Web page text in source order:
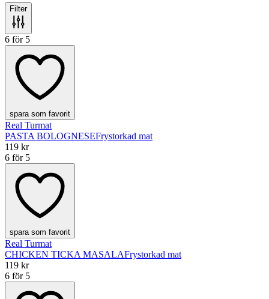
Filter
6 för 5
spara som favorit
Real Turmat
PASTA BOLOGNESEFrystorkad mat
119 kr
6 för 5
spara som favorit
Real Turmat
CHICKEN TICKA MASALAFrystorkad mat
119 kr
6 för 5